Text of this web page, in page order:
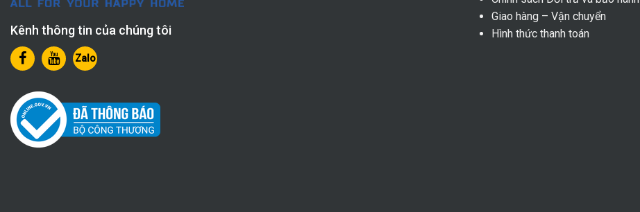
Kênh thông tin của chúng tôi
Zalo
Giao hàng – Vận chuyển
Hình thức thanh toán